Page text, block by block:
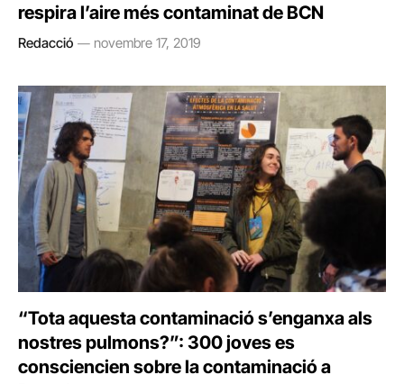
respira l’aire més contaminat de BCN
Redacció novembre 17, 2019
“Tota aquesta contaminació s’enganxa als
nostres pulmons?”: 300 joves es
consciencien sobre la contaminació a